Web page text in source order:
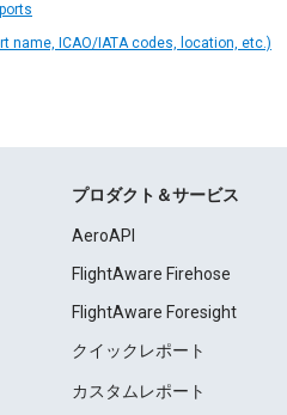
name, ICAO/IATA codes, location, etc.)
プロダクト＆サービス
AeroAPI
FlightAware Firehose
FlightAware Foresight
クイックレポート
カスタムレポート